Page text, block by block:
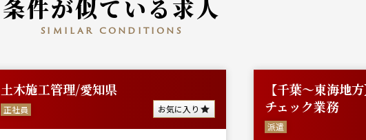
条件が似ている求人
similar conditions
土木施工管理/愛知県
正社員 お気に入り
【千葉～東海地
チェック業務
派遣